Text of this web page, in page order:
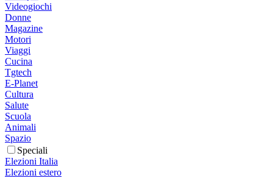
Videogiochi
Donne
Magazine
Motori
Viaggi
Cucina
Tgtech
E-Planet
Cultura
Salute
Scuola
Animali
Spazio
Speciali
Elezioni Italia
Elezioni estero